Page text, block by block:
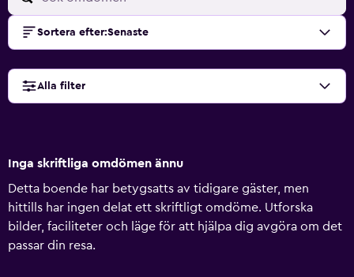
Sortera efter:Senaste
Alla filter
Inga skriftliga omdömen ännu
Detta boende har betygsatts av tidigare gäster, men
hittills har ingen delat ett skriftligt omdöme. Utforska
bilder, faciliteter och läge för att hjälpa dig avgöra om det
passar din resa.